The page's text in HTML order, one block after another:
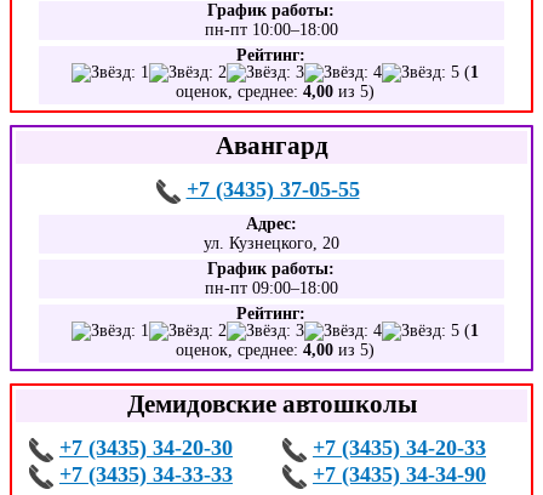
График работы:
пн-пт 10:00–18:00
Рейтинг:
(1
оценок, среднее:4,00 из 5)
Авангард
+7 (3435) 37-05-55
Адрес:
ул. Кузнецкого, 20
График работы:
пн-пт 09:00–18:00
Рейтинг:
(1
оценок, среднее:4,00 из 5)
Демидовские автошколы
+7 (3435) 34-20-30
+7 (3435) 34-20-33
+7 (3435) 34-33-33
+7 (3435) 34-34-90